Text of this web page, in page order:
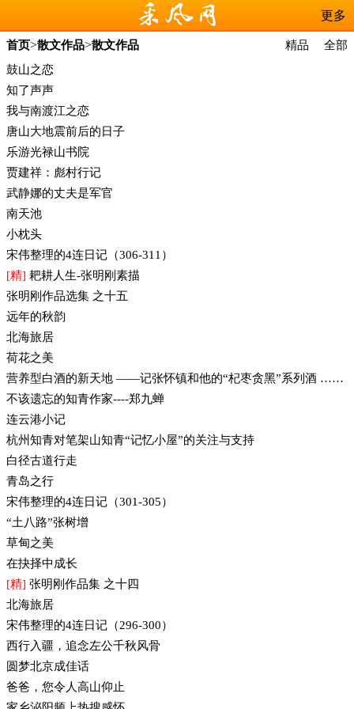
更多
首页>散文作品>散文作品 精品
全部
鼓山之恋
知了声声
我与南渡江之恋
唐山大地震前后的日子
乐游光禄山书院
贾建祥：彪村行记
武静娜的丈夫是军官
南天池
小枕头
宋伟整理的4连日记（306-311）
[精] 耙耕人生-张明刚素描
张明刚作品选集 之十五
远年的秋韵
北海旅居
荷花之美
营养型白酒的新天地 ——记张怀镇和他的“杞枣贪黑”系列酒 ……
不该遗忘的知青作家----郑九蝉
连云港小记
杭州知青对笔架山知青“记忆小屋”的关注与支持
白径古道行走
青岛之行
宋伟整理的4连日记（301-305）
“土八路”张树增
草甸之美
在抉择中成长
[精] 张明刚作品集 之十四
北海旅居
宋伟整理的4连日记（296-300）
西行入疆，追念左公千秋风骨
圆梦北京成佳话
爸爸，您令人高山仰止